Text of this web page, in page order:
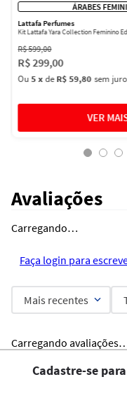
ÁRABES
Lattafa Perfumes
Kit Lattafa Yara Collection Feminino
R$599,00
R$ 299,00
Ou5 xdeR$ 59,80 sem
Avaliações
Carregando…
Faça login para
Mais recentes
Carregando
Cadastre-se